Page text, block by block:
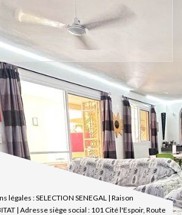
légales : SELECTION SENEGAL | Raison
| Adresse siège social : 101 Cité l'Espoir, Route